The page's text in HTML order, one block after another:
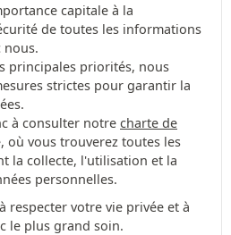
capitale à la
de toutes les informations
nous.
principales priorités, nous
strictes pour garantir la
à consulter notre charte de
où vous trouverez toutes les
la collecte, l'utilisation et la
personnelles.
respecter votre vie privée et à
le plus grand soin.